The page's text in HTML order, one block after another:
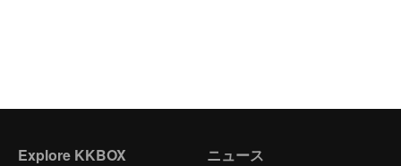
Explore KKBOX ニュース